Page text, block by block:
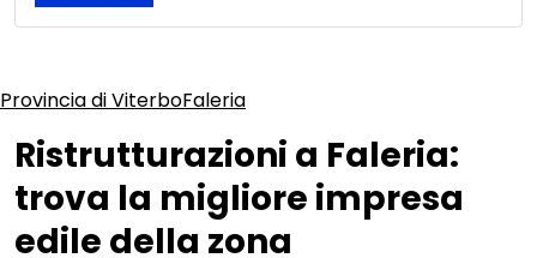
Provincia di ViterboFaleria
Ristrutturazioni a Faleria:
trova la migliore impresa
edile della zona